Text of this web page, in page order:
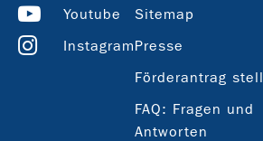
Youtube
Instagram
Sitemap
Presse
Förderantrag
FAQ: Fragen und
Antworten